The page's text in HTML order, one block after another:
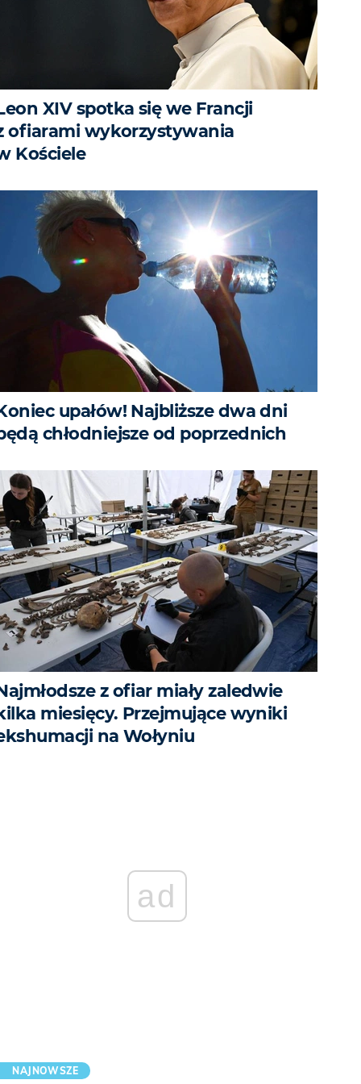
XIV spotka się we Francji
ofiarami wykorzystywania
Kościele
upałów! Najbliższe dwa dni
chłodniejsze od poprzednich
z ofiar miały zaledwie
miesięcy. Przejmujące wyniki
na Wołyniu
ad
NAJNOWSZE